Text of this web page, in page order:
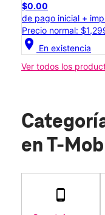
$0.00
de pago inicial +
Precio normal:
location_on En existencia
Ver todos los
en T-